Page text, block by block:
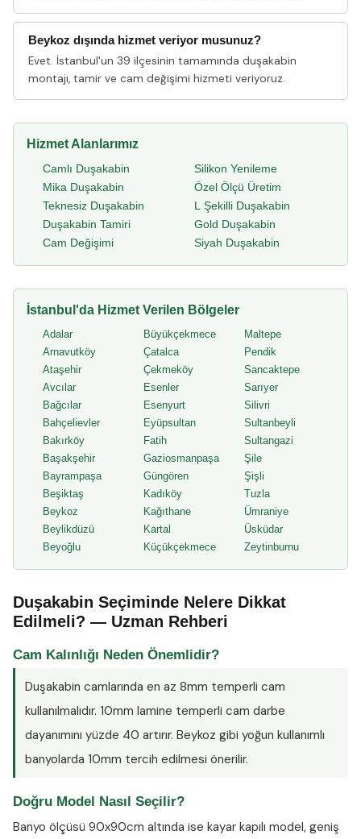
Beykoz dışında hizmet veriyor musunuz?
Evet. İstanbul'un 39 ilçesinin tamamında duşakabin
montajı, tamir ve cam değişimi hizmeti veriyoruz.
Hizmet Alanlarımız
Camlı Duşakabin
Mika Duşakabin
Teknesiz Duşakabin
Duşakabin Tamiri
Cam Değişimi
Silikon Yenileme
Özel Ölçü Üretim
L Şekilli Duşakabin
Gold Duşakabin
Siyah Duşakabin
İstanbul'da Hizmet Verilen Bölgeler
Adalar
Arnavutköy
Ataşehir
Avcılar
Bağcılar
Bahçelievler
Bakırköy
Başakşehir
Bayrampaşa
Beşiktaş
Beykoz
Beylikdüzü
Beyoğlu
Büyükçekmece
Çatalca
Çekmeköy
Esenler
Esenyurt
Eyüpsultan
Fatih
Gaziosmanpaşa
Güngören
Kadıköy
Kağıthane
Kartal
Küçükçekmece
Maltepe
Pendik
Sancaktepe
Sarıyer
Silivri
Sultanbeyli
Sultangazi
Şile
Şişli
Tuzla
Ümraniye
Üsküdar
Zeytinburnu
Duşakabin Seçiminde Nelere Dikkat
Edilmeli? — Uzman Rehberi
Cam Kalınlığı Neden Önemlidir?
Duşakabin camlarında en az 8mm temperli cam
kullanılmalıdır. 10mm lamine temperli cam darbe
dayanımını yüzde 40 artırır. Beykoz gibi yoğun kullanımlı
banyolarda 10mm tercih edilmesi önerilir.
Doğru Model Nasıl Seçilir?
Banyo ölçüsü 90x90cm altında ise kayar kapılı model, geniş